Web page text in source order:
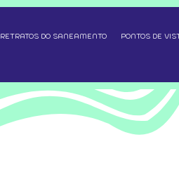
RETRATOS DO SANEAMENTO PONTOS DE